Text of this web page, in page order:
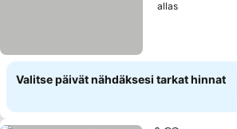
allas
Valitse päivät nähdäksesi tarkat hinnat